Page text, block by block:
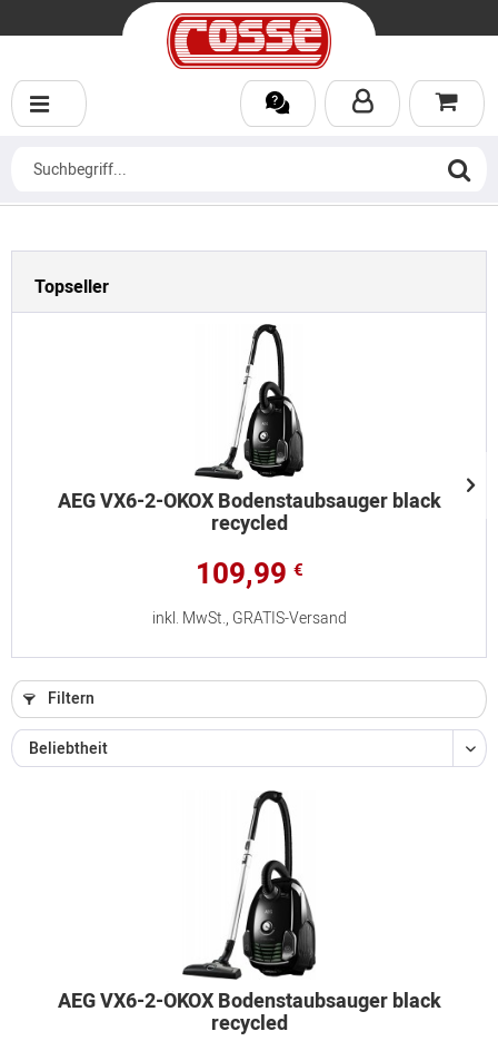
Topseller
AEG VX6-2-ÖKOX Bodenstaubsauger black
recycled
109,99 €
inkl. MwSt., GRATIS-Versand
Filtern
AEG VX6-2-ÖKOX Bodenstaubsauger black
recycled